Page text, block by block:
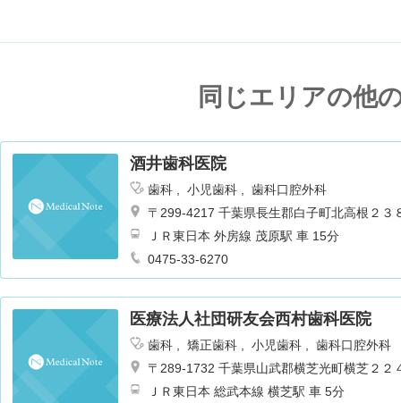
同じエリアの他
酒井歯科医院
歯科 小児歯科
歯科口腔外科
〒299-4217 千葉県長生郡白子町北高根２３
ＪＲ東日本 外房線 茂原駅 車 15分
0475-33-6270
医療法人社団研友会西村歯科医院
歯科 矯正歯科 小児歯科
歯科口腔外科
〒289-1732 千葉県山武郡横芝光町横芝２２
ＪＲ東日本 総武本線 横芝駅 車 5分